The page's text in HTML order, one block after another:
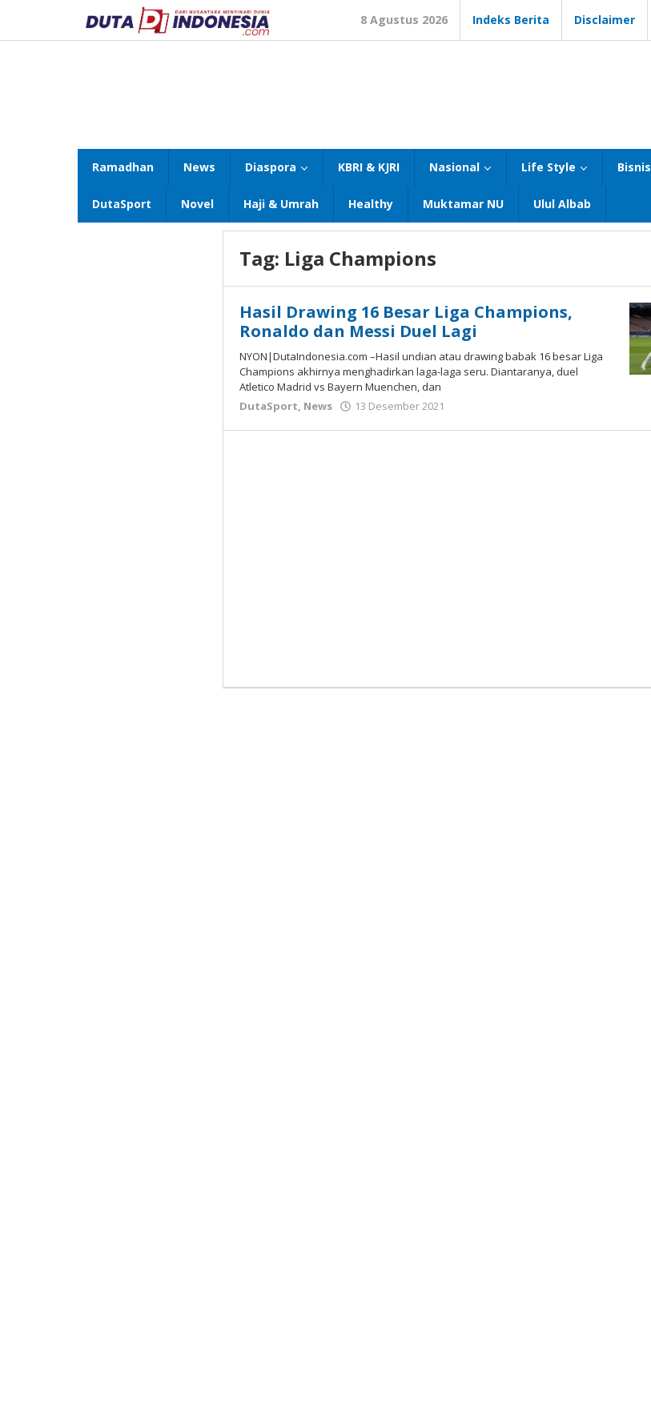
konten
8 Agustus 2026 Indeks Berita Disclaimer
Ramadhan News Diaspora KBRI & KJRI Nasional Life Style Bisnis
DutaSport Novel Haji & Umrah Healthy Muktamar NU Ulul Albab
Tag: Liga Champions
Hasil Drawing 16 Besar Liga Champions,
Ronaldo dan Messi Duel Lagi
NYON|DutaIndonesia.com –Hasil undian atau drawing babak 16 besar Liga
Champions akhirnya menghadirkan laga-laga seru. Diantaranya, duel
Atletico Madrid vs Bayern Muenchen, dan
DutaSport, News 13 Desember 2021
Susanto